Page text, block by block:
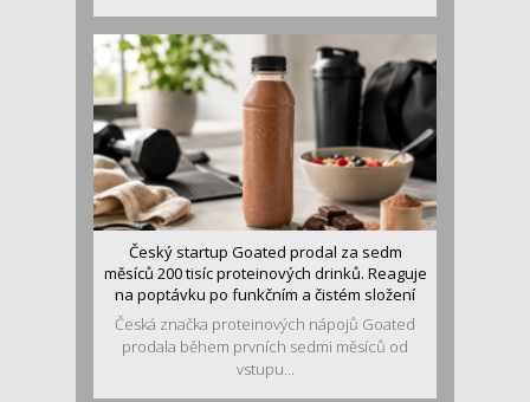
Český startup Goated prodal za sedm
měsíců 200 tisíc proteinových drinků. Reaguje
na poptávku po funkčním a čistém složení
Česká značka proteinových nápojů Goated
prodala během prvních sedmi měsíců od
vstupu...